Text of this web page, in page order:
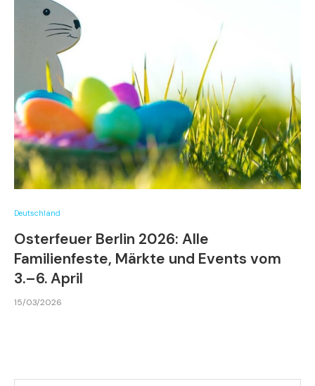
Deutschland
Osterfeuer Berlin 2026: Alle
Familienfeste, Märkte und Events vom
3.–6. April
15/03/2026